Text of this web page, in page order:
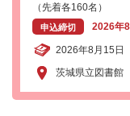
（先着各160名）
申込締切 2026年8
2026年8月15日
茨城県立図書館